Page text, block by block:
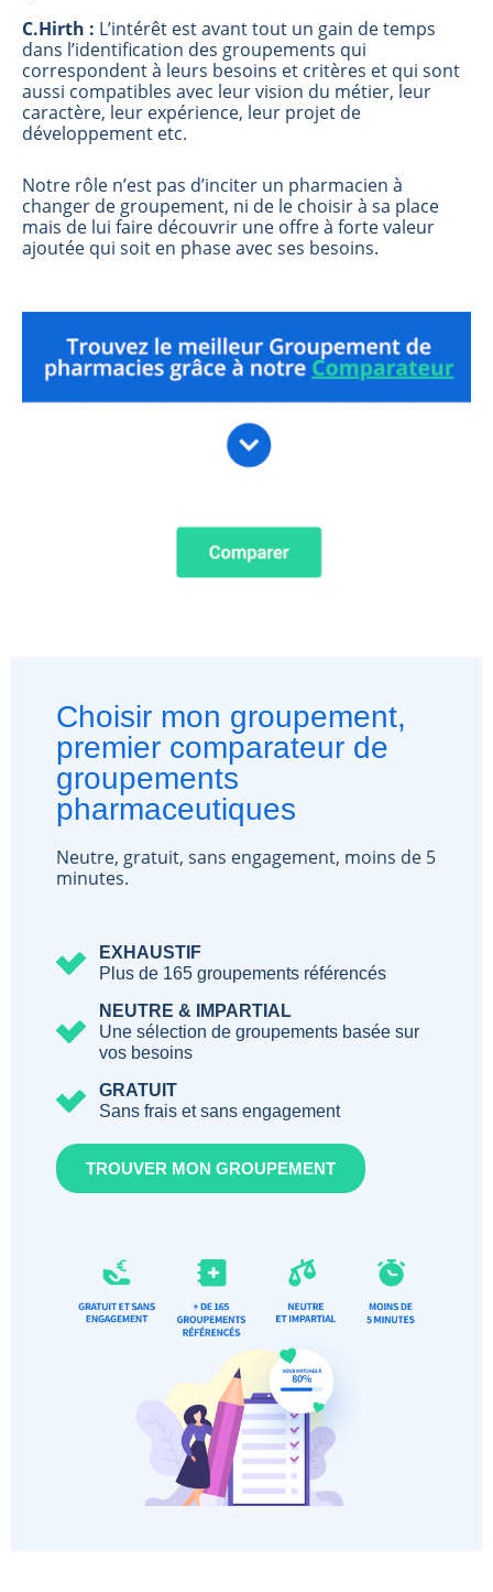
C.Hirth : L’intérêt est avant tout un gain de temps
dans l’identification des groupements qui
correspondent à leurs besoins et critères et qui sont
aussi compatibles avec leur vision du métier, leur
caractère, leur expérience, leur projet de
développement etc.
Notre rôle n’est pas d’inciter un pharmacien à
changer de groupement, ni de le choisir à sa place
mais de lui faire découvrir une offre à forte valeur
ajoutée qui soit en phase avec ses besoins.
Choisir mon groupement,
premier comparateur de
groupements
pharmaceutiques
Neutre, gratuit, sans engagement, moins de 5
minutes.
EXHAUSTIF
Plus de 165 groupements référencés
NEUTRE & IMPARTIAL
Une sélection de groupements basée sur
vos besoins
GRATUIT
Sans frais et sans engagement
TROUVER MON GROUPEMENT